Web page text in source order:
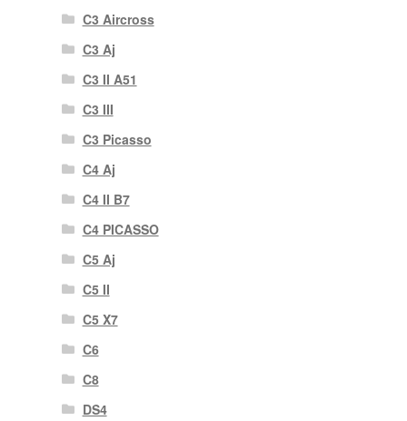
C3 Aircross
C3 Aj
C3 II A51
C3 III
C3 Picasso
C4 Aj
C4 II B7
C4 PICASSO
C5 Aj
C5 II
C5 X7
C6
C8
DS4